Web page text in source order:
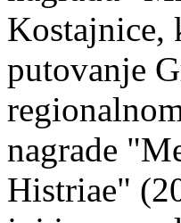
Kostajnice,
putovanje
nagrade
Histriae"